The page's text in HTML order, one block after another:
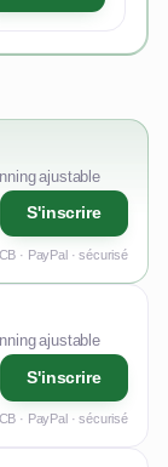
ajustable
S'inscrire
CB · PayPal · sécurisé
ajustable
S'inscrire
CB · PayPal · sécurisé